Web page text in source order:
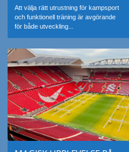
Att välja rätt utrustning för kampsport
och funktionell träning är avgörande
för både utveckling...